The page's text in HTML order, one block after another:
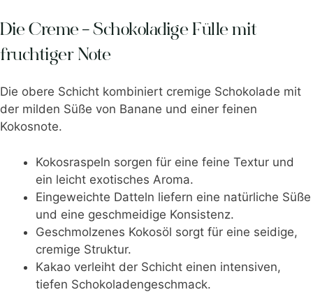
Die Creme – Schokoladige Fülle mit
fruchtiger Note
Die obere Schicht kombiniert cremige Schokolade mit
der milden Süße von Banane und einer feinen
Kokosnote.
Kokosraspeln sorgen für eine feine Textur und
ein leicht exotisches Aroma.
Eingeweichte Datteln liefern eine natürliche Süße
und eine geschmeidige Konsistenz.
Geschmolzenes Kokosöl sorgt für eine seidige,
cremige Struktur.
Kakao verleiht der Schicht einen intensiven,
tiefen Schokoladengeschmack.